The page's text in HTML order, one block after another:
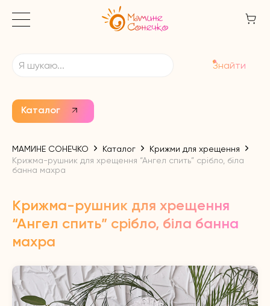
Каталог
Знайти
МАМИНЕ СОНЕЧКО Каталог
Крижми для хрещення
Крижма-рушник для хрещення “Ангел спить” срібло, біла
банна махра
Крижма-рушник для хрещення
“Ангел спить” срібло, біла банна
махра